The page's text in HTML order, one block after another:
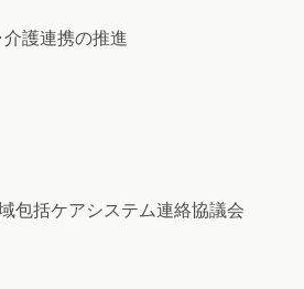
護連携の推進
包括ケアシステム連絡協議会